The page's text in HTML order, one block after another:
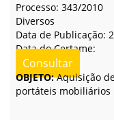
Processo: 343/2010
Diversos
Data de Publicação:
Data do Certame:
Consultar
OBJETO:Aquisição
portáteis mobiliários